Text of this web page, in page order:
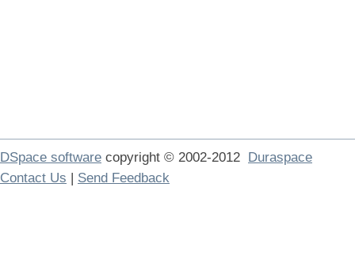
DSpace software copyright © 2002-2012 Duraspace
Contact Us | Send Feedback